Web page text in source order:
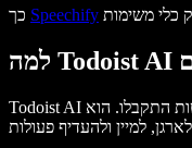
Speechify
Todoist AI מתמקד בארגון משימות אחרי שכל ההחלטות התקבלו. הוא